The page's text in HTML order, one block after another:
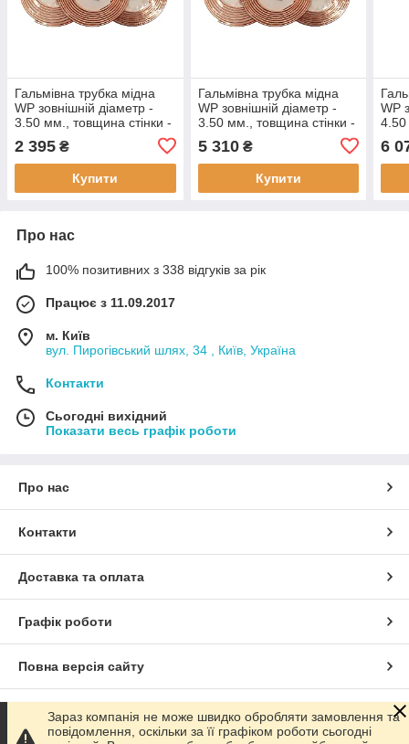
Гальмівна трубка мідна
WP зовнішній діаметр -
3.50 мм., товщина стінки -
0.9 мм., (ціна за бухту - 10
метрів)
2 395 ₴
Купити
Гальмівна трубка мідна
WP зовнішній діаметр -
3.50 мм., товщина стінки -
0.9 мм., (ціна за бухту - 25
метрів)
5 310₴
Купити
WP
4.50
6
Про нас
100% позитивних з 338 відгуків за рік
Працює з 11.09.2017
м. Київ
вул. Пирогівський шлях, 34 , Київ, Україна
Контакти
Сьогодні вихідний
Показати весь графік роботи
Про нас
Контакти
Доставка та оплата
Графік роботи
Повна версія сайту
Сайт створено на маркетплейсі Prom.ua
Зараз компанія не може швидко обробляти замовлення та
повідомлення, оскільки за її графіком роботи сьогодні